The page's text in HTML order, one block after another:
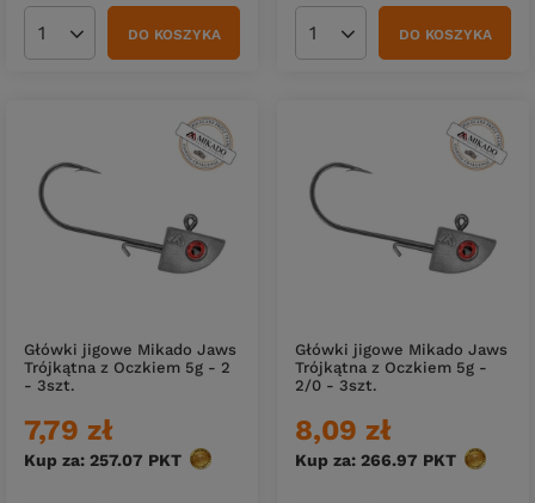
Ilość produktówDO KOSZYKA Ilość produktówDO KOSZYKA
Główki jigowe Mikado Jaws
Trójkątna z Oczkiem 5g - 2
- 3szt.
7,79 zł
Kup za: 257.07 PKT punktów
Główki jigowe Mikado Jaws
Trójkątna z Oczkiem 5g -
2/0 - 3szt.
8,09 zł
Kup za: 266.97 PKT punktów